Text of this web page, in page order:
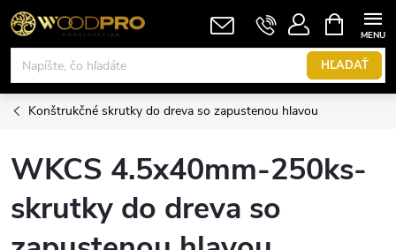
Prejsť
na
obsah
HĽADAŤ
KOŠÍK
Konštrukčné skrutky do dreva so zapustenou hlavou
WKCS 4.5x40mm-250ks-
skrutky do dreva so